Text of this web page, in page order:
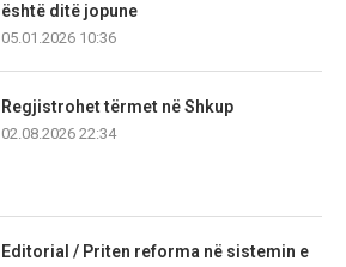
është ditë jopune
05.01.2026 10:36
Regjistrohet tërmet në Shkup
02.08.2026 22:34
Editorial / Priten reforma në sistemin e